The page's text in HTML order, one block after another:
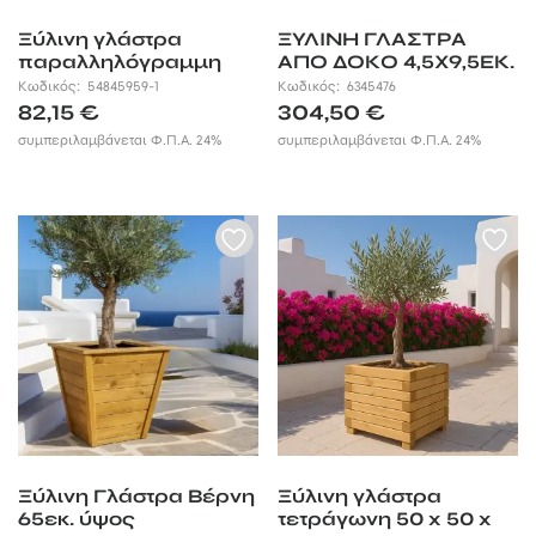
Ξύλινη γλάστρα
παραλληλόγραμμη
33(Υ) x 40 x 90εκ.
Κωδικός: 54845959-1
82,15€
συμπεριλαμβάνεται Φ.Π.Α. 24%
ΞΥΛΙΝΗ ΓΛΑΣΤΡΑ
ΑΠΟ ΔΟΚΟ 4,5X9,5ΕΚ.
Κωδικός:6345476
304,50€
συμπεριλαμβάνεται Φ.Π.Α. 24%
Ξύλινη Γλάστρα Βέρνη
65εκ. ύψος
Ξύλινη γλάστρα
τετράγωνη 50 x 50 x